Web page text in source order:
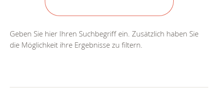
Geben Sie hier Ihren Suchbegriff ein. Zusätzlich haben Sie
die Möglichkeit ihre Ergebnisse zu filtern.